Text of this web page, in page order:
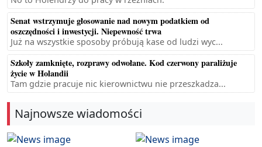
Senat wstrzymuje głosowanie nad nowym podatkiem od
oszczędności i inwestycji. Niepewność trwa
Już na wszystkie sposoby próbują kase od ludzi wyc...
Szkoły zamknięte, rozprawy odwołane. Kod czerwony paraliżuje
życie w Holandii
Tam gdzie pracuje nic kierownictwu nie przeszkadza...
Najnowsze wiadomości